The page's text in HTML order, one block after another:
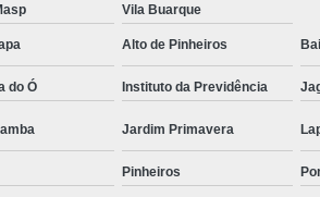
Vila Buarque
Alto de Pinheiros
do Ó Instituto da Previdência
Jardim Primavera
Pinheiros